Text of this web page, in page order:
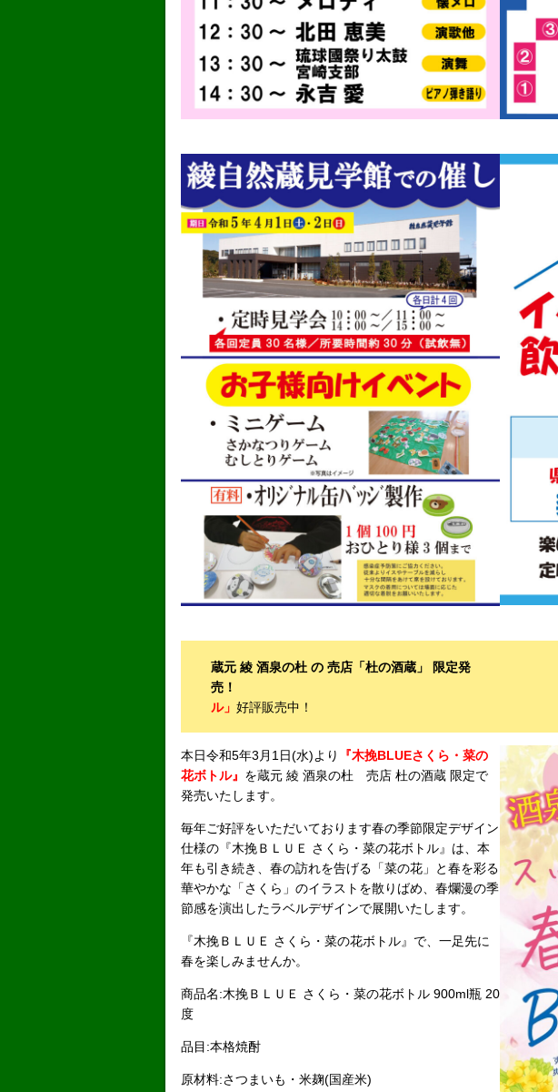
蔵元 綾 酒泉の杜 の 売店「杜の酒蔵」 限定発
売！
ル」好評販売中！
本日令和5年3月1日(水)より
『木挽BLUEさくら・菜の
花ボトル』 を蔵元 綾 酒泉の杜 売店 杜の酒蔵 限定で
発売いたします。
毎年ご好評をいただいております春の季節限定デザイン
仕様の『木挽ＢＬＵＥ さくら・菜の花ボトル』は、本
年も引き続き、春の訪れを告げる「菜の花」と春を彩る
華やかな「さくら」のイラストを散りばめ、春爛漫の季
節感を演出したラベルデザインで展開いたします。
『木挽ＢＬＵＥ さくら・菜の花ボトル』で、一足先に
春を楽しみませんか。
商品名:木挽ＢＬＵＥ さくら・菜の花ボトル 900ml瓶 20
度
品目:本格焼酎
原材料:さつまいも・米麹(国産米)